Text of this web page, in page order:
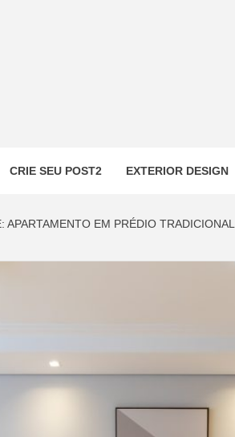
CRIE SEU POST2 EXTERIOR DESIGN
APARTAMENTO EM PRÉDIO